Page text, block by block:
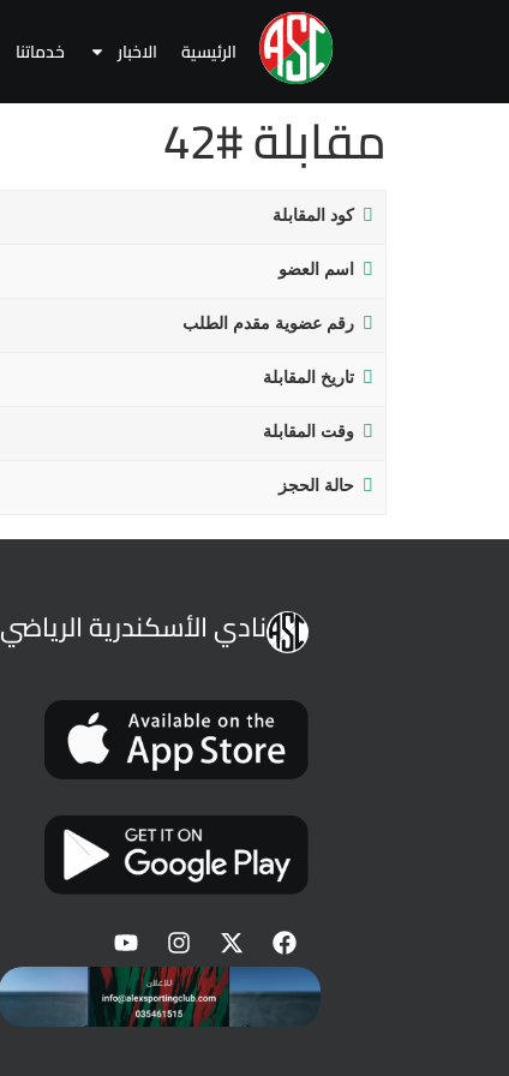
الرئيسية الاخبار خدماتنا
مقابلة #42
كود المقابلة
اسم العضو
رقم عضوية مقدم الطلب
تاريخ المقابلة
وقت المقابلة
حالة الحجز
نادي الأسكندرية الرياضي